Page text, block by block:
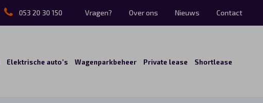
053 20 30 150 Vragen? Over ons Nieuws Contact
Elektrische auto’s Wagenparkbeheer Private lease Shortlease